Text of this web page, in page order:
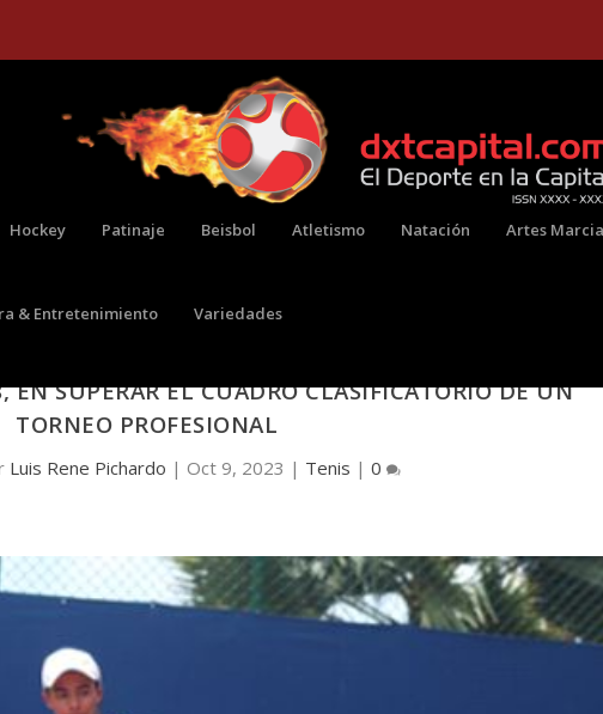
Hockey Patinaje Beisbol Atletismo Natación Artes
& Entretenimiento Variedades
SUPERAR EL CUADRO CLASIFICATORIO DE UN
TORNEO PROFESIONAL
Luis Rene Pichardo | Oct 9, 2023 | Tenis |0